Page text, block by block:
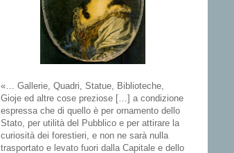
«… Gallerie, Quadri, Statue, Biblioteche,
Gioje ed altre cose preziose […] a condizione
espressa che di quello è per ornamento dello
Stato, per utilità del Pubblico e per attirare la
curiosità dei forestieri, e non ne sarà nulla
trasportato e levato fuori dalla Capitale e dello